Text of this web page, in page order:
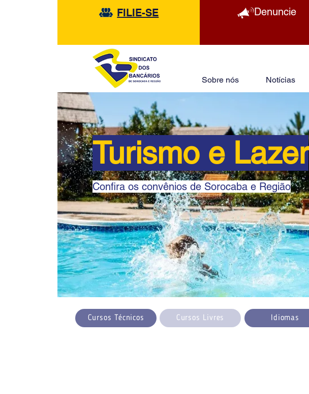
FILIE-SE Denuncie
Sobre nós Notícias
Turismo e Lazer
Confira os convênios de Sorocaba e Região
Cursos Técnicos Cursos Livres Idiomas